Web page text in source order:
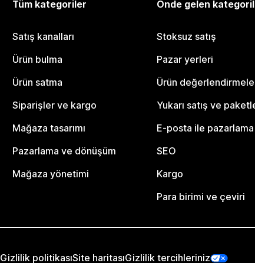
Tüm kategoriler
Satış kanalları
Ürün bulma
Ürün satma
Siparişler ve kargo
Mağaza tasarımı
Pazarlama ve dönüşüm
Mağaza yönetimi
Önde gelen
Stoksuz satış
Pazar yerleri
Ürün
Yukarı satış ve
E-posta ile pazarlama
SEO
Kargo
Para birimi ve çeviri
Gizlilik politikasıSite haritasıGizlilik tercihleriniz